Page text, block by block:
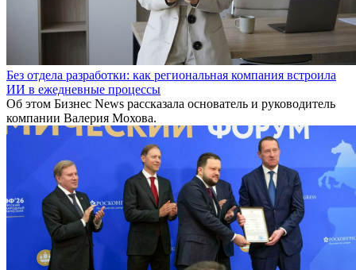
Без отдела разработки: как региональная компания встроила
ИИ в ежедневные процессы
Об этом Бизнес News рассказала основатель и руководитель
компании Валерия Мохова.